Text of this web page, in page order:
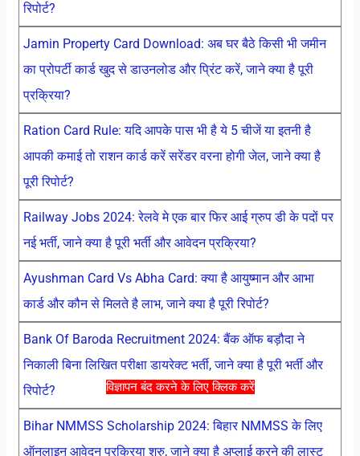
विज्ञापन बंद करने के लिए क्लिक करें
रिपोर्ट?
Jamin Property Card Download: अब घर बैठे किसी भी जमीन
का प्रोपर्टी कार्ड खुद से डाउनलोड और प्रिंट करें, जाने क्या है पूरी
प्रक्रिया?
Ration Card Rule: यदि आपके पास भी है ये 5 चीजें या इतनी है
आपकी कमाई तो राशन कार्ड करें सरेंडर वरना होगी जेल, जाने क्या है
पूरी रिपोर्ट?
Railway Jobs 2024: रेलवे मे एक बार फिर आई ग्रुप डी के पदों पर
नई भर्ती, जाने क्या है पूरी भर्ती और आवेदन प्रक्रिया?
Ayushman Card Vs Abha Card: क्या है आयुष्मान और आभा
कार्ड और कौन से मिलते है लाभ, जाने क्या है पूरी रिपोर्ट?
Bank Of Baroda Recruitment 2024: बैंक ऑफ बड़ौदा ने
निकाली बिना लिखित परीक्षा डायरेक्ट भर्ती, जाने क्या है पूरी भर्ती और
रिपोर्ट?
Bihar NMMSS Scholarship 2024: बिहार NMMSS के लिए
ऑनलाइन आवेदन प्रक्रिया शुरु, जाने क्या है अप्लाई करने की लास्ट